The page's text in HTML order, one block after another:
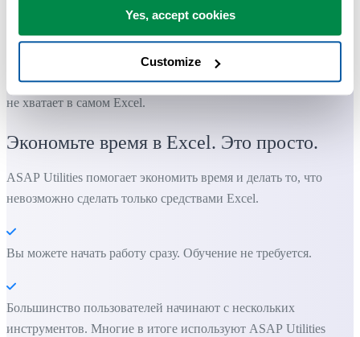
Yes, accept cookies
Customize
Практичные инструменты, которых многим пользователям
не хватает в самом Excel.
Экономьте время в Excel. Это просто.
ASAP Utilities помогает экономить время и делать то, что
невозможно сделать только средствами Excel.
Вы можете начать работу сразу. Обучение не требуется.
Большинство пользователей начинают с нескольких
инструментов. Многие в итоге используют ASAP Utilities